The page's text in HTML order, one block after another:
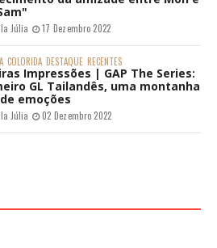
Júlia 17 Dezembro 2022
COLORIDA DESTAQUE RECENTES
Impressões | GAP The Series:
GL Tailandês, uma montanha
emoções
Júlia 02 Dezembro 2022